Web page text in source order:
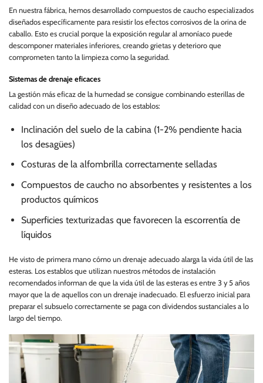
En nuestra fábrica, hemos desarrollado compuestos de caucho especializados
diseñados específicamente para resistir los efectos corrosivos de la orina de
caballo. Esto es crucial porque la exposición regular al amoníaco puede
descomponer materiales inferiores, creando grietas y deterioro que
comprometen tanto la limpieza como la seguridad.
Sistemas de drenaje eficaces
La gestión más eficaz de la humedad se consigue combinando esterillas de
calidad con un diseño adecuado de los establos:
Inclinación del suelo de la cabina (1-2% pendiente hacia
los desagües)
Costuras de la alfombrilla correctamente selladas
Compuestos de caucho no absorbentes y resistentes a los
productos químicos
Superficies texturizadas que favorecen la escorrentía de
líquidos
He visto de primera mano cómo un drenaje adecuado alarga la vida útil de las
esteras. Los establos que utilizan nuestros métodos de instalación
recomendados informan de que la vida útil de las esteras es entre 3 y 5 años
mayor que la de aquellos con un drenaje inadecuado. El esfuerzo inicial para
preparar el subsuelo correctamente se paga con dividendos sustanciales a lo
largo del tiempo.